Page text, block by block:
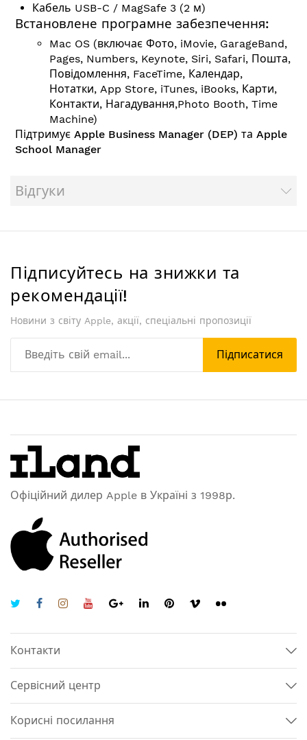
Кабель USB-C / MagSafe 3 (2 м)
Встановлене програмне забезпечення:
Mac OS (включає Фото, iMovie, GarageBand,
Pages, Numbers, Keynote, Siri, Safari, Пошта,
Повідомлення, FaceTime, Календар,
Нотатки, App Store, iTunes, iBooks, Карти,
Контакти, Нагадування,Photo Booth, Time
Machine)
Підтримує Apple Business Manager (DEP) та Apple
School Manager
Відгуки
Підписуйтесь на знижки та
рекомендації!
Новини з світу Apple, акції, спеціальні пропозиції
Підписатися
Офіційний дилер Apple в Україні з 1998р.
Контакти
Сервісний центр
Корисні посилання